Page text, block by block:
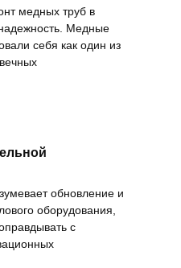
медных труб в
Медные
себя как один из
обновление и
оборудования,
с